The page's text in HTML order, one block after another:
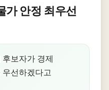
가 안정 최우선
보자가 경제
선하겠다고